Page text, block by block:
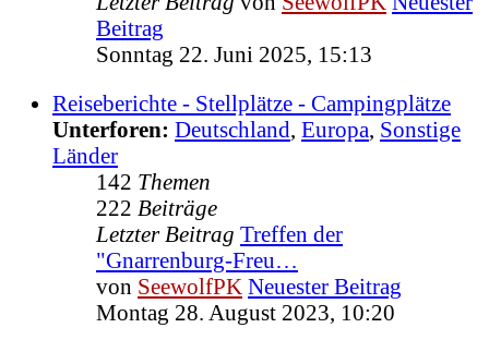
Beitrag
Sonntag 22. Juni 2025, 15:13
Reiseberichte - Stellplätze - Campingplätze
Unterforen: Deutschland, Europa, Sonstige
Länder
142 Themen
222 Beiträge
Letzter Beitrag Treffen der
"Gnarrenburg-Freu…
von SeewolfPK Neuester Beitrag
Montag 28. August 2023, 10:20